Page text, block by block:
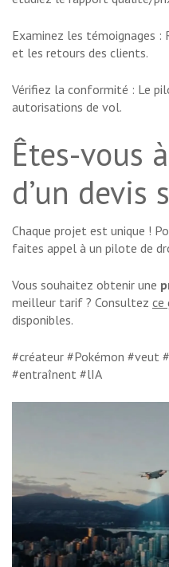
Examinez les témoignages :
et les retours des clients.
Vérifiez la conformité : Le
autorisations de vol.
Êtes-vous
d’un devis
Chaque projet est unique !
faites appel à un pilote de
Vous souhaitez obtenir une
meilleur tarif ? Consultez ce
disponibles.
#créateur #Pokémon #veut
#entraînent #lIA